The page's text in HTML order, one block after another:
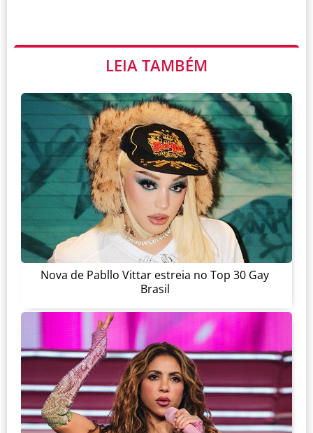
LEIA TAMBÉM
Nova de Pabllo Vittar estreia no Top 30 Gay
Brasil